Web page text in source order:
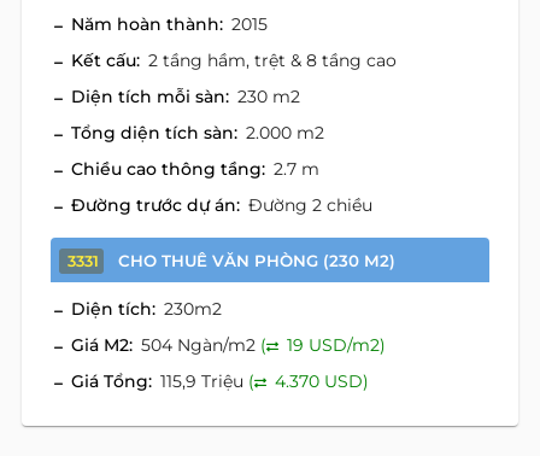
Năm hoàn thành: 2015
Kết cấu: 2 tầng hầm, trệt & 8 tầng cao
Diện tích mỗi sàn: 230 m2
Tổng diện tích sàn: 2.000 m2
Chiều cao thông tầng: 2.7 m
Đường trước dự án: Đường 2 chiều
3331 CHO THUÊ VĂN PHÒNG (230 M2)
Diện tích: 230m2
Giá M2: 504 Ngàn/m2 (
19 USD/m2)
Giá Tổng: 115,9 Triệu ( 4.370 USD)